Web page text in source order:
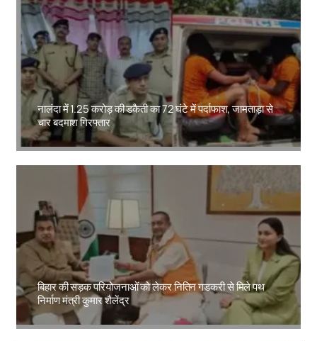
नालंदा में 1.25 करोड़ की डकैती का 72 घंटे में पर्दाफाश, जामताड़ा से
चार बदमाश गिरफ्तार
Amit Lekh
बिहार की सड़क परियोजनाओं को लेकर नितिन गडकरी से मिले पथ
निर्माण मंत्री कुमार शैलेंद्र
Amit Lekh